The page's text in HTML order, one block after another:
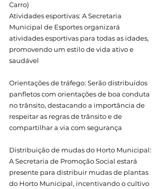
Carro)
Atividades esportivas: A Secretaria
Municipal de Esportes organizará
atividades esportivas para todas as idades,
promovendo um estilo de vida ativo e
saudável
Orientações de tráfego: Serão distribuídos
panfletos com orientações de boa conduta
no trânsito, destacando a importância de
respeitar as regras de trânsito e de
compartilhar a via com segurança
Distribuição de mudas do Horto Municipal:
A Secretaria de Promoção Social estará
presente para distribuir mudas de plantas
do Horto Municipal, incentivando o cultivo